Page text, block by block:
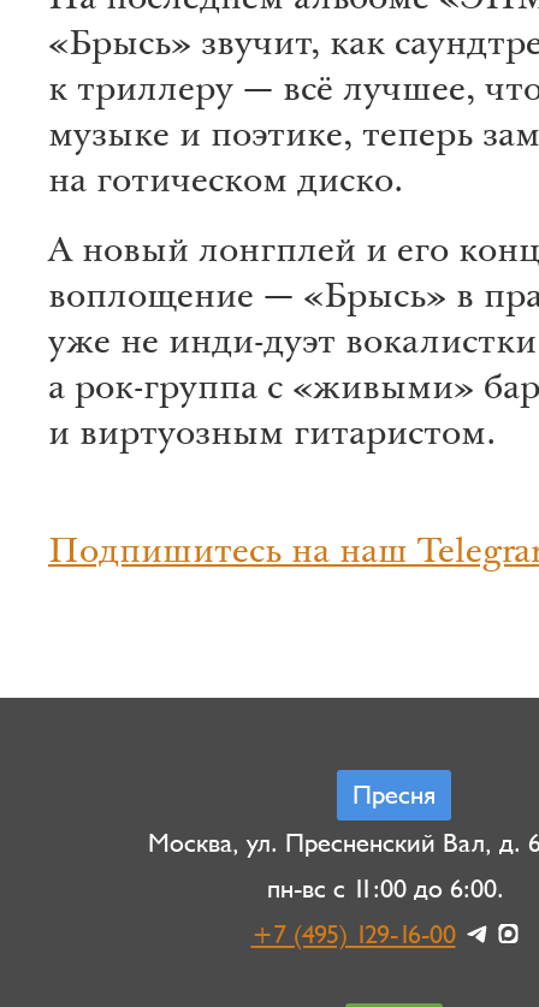
«Брысь» звучит, как
к триллеру — всё лучшее,
музыке и поэтике, теперь
на готическом диско.
А новый лонгплей и его
воплощение — «Брысь» в
уже не инди-дуэт
а рок-группа с «живыми»
и виртуозным гитаристом.
Подпишитесь на наш
Пресня
Москва, ул. Пресненский Вал, д.
пн-вс с 11:00 до 6:00.
+7 (495) 129-16-00